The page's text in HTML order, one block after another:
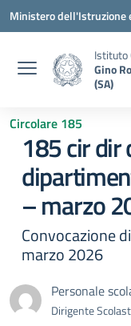
Vai ai contenuti
Vai al menu di navigazione
Vai al footer
Ministero dell'Istruzione
Istituto
Gino
(SA)
Circolare 185
185 cir dir
– marzo
Convocazione
marzo 2026
Personale
Dirigente